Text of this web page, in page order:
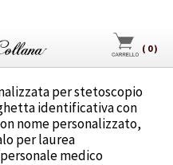
( 0)
per stetoscopio
identificativa con
nome personalizzato,
per laurea
medico